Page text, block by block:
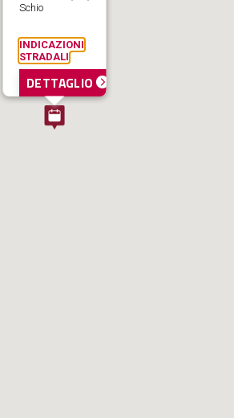
Schio
INDICAZIONI
STRADALI
DETTAGLIO